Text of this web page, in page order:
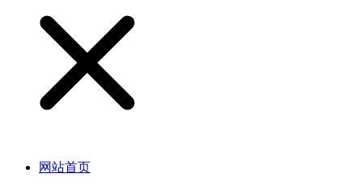
网站首页